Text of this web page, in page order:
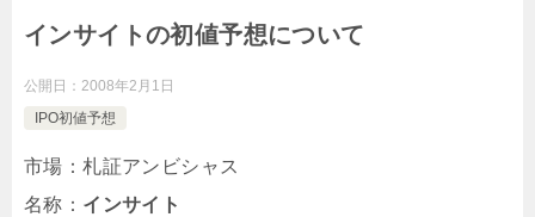
インサイトの初値予想について
公開日： 2008年2月1日
IPO初値予想
市場：札証アンビシャス
名称： インサイト